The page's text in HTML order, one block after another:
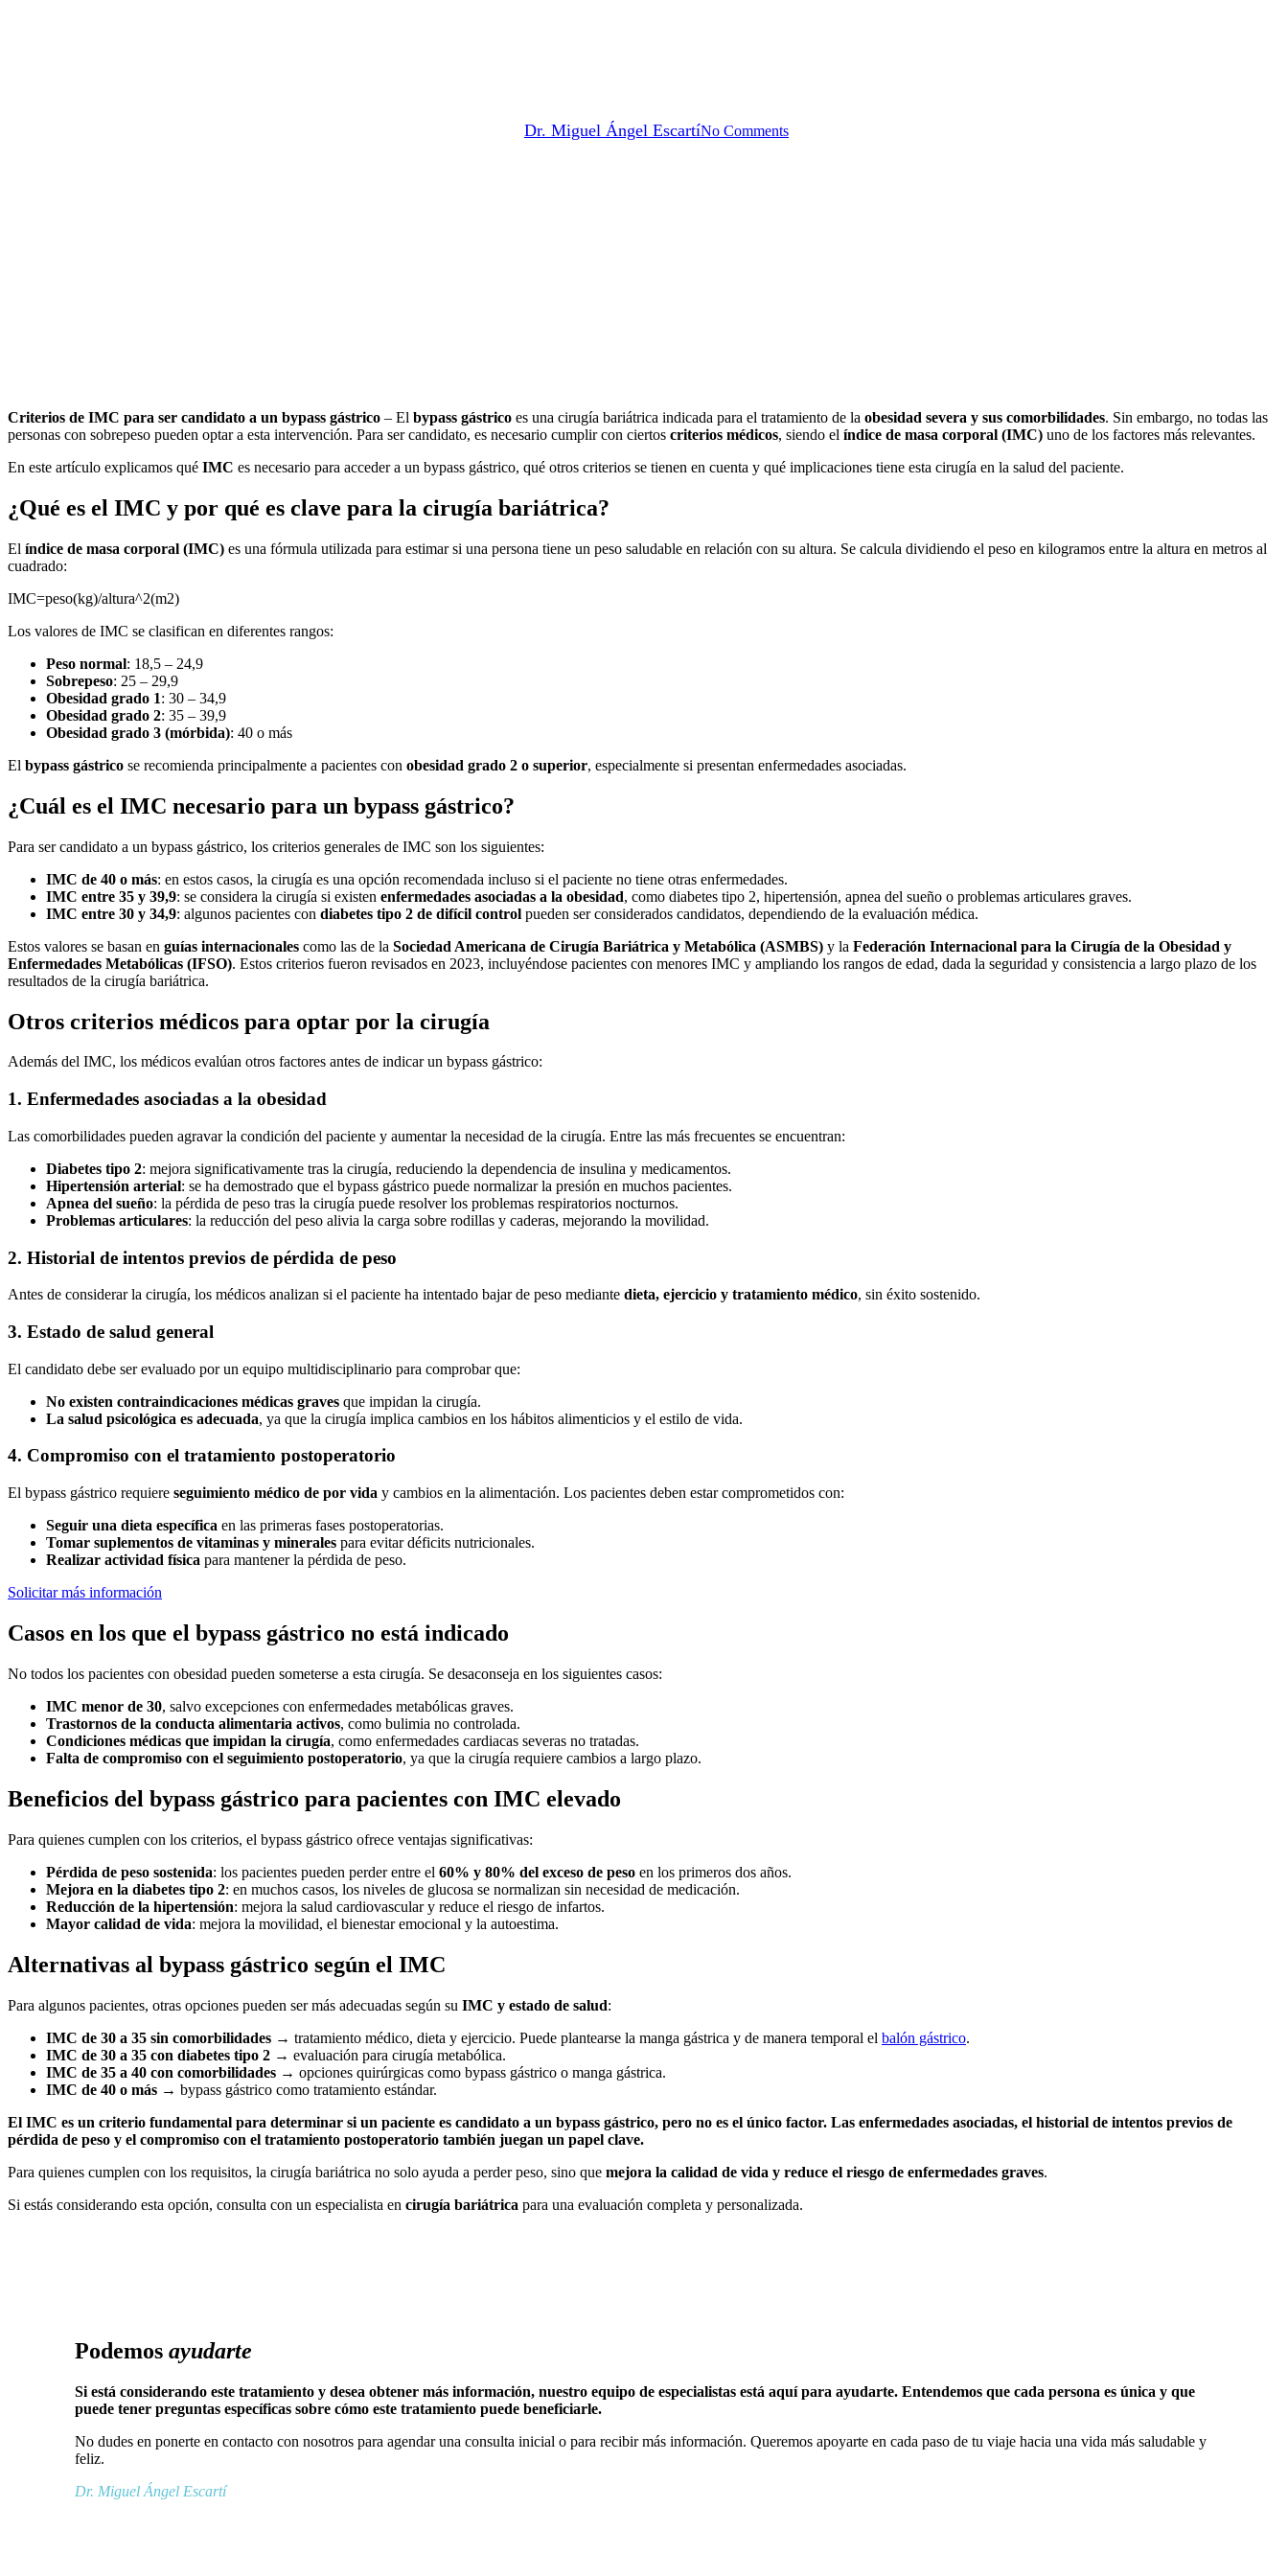
Dr. Miguel Ángel EscartíNo Comments
Criterios de IMC para ser candidato a un bypass gástrico – El bypass gástrico es una cirugía bariátrica indicada para el tratamiento de la obesidad severa y sus comorbilidades. Sin embargo, no todas las
personas con sobrepeso pueden optar a esta intervención. Para ser candidato, es necesario cumplir con ciertos criterios médicos, siendo el índice de masa corporal (IMC) uno de los factores más relevantes.
En este artículo explicamos qué IMC es necesario para acceder a un bypass gástrico, qué otros criterios se tienen en cuenta y qué implicaciones tiene esta cirugía en la salud del paciente.
¿Qué es el IMC y por qué es clave para la cirugía bariátrica?
El índice de masa corporal (IMC) es una fórmula utilizada para estimar si una persona tiene un peso saludable en relación con su altura. Se calcula dividiendo el peso en kilogramos entre la altura en metros al
cuadrado:
IMC=peso(kg)/altura^2(m2)
Los valores de IMC se clasifican en diferentes rangos:
Peso normal: 18,5 – 24,9
Sobrepeso: 25 – 29,9
Obesidad grado 1: 30 – 34,9
Obesidad grado 2: 35 – 39,9
Obesidad grado 3 (mórbida): 40 o más
El bypass gástrico se recomienda principalmente a pacientes con obesidad grado 2 o superior, especialmente si presentan enfermedades asociadas.
¿Cuál es el IMC necesario para un bypass gástrico?
Para ser candidato a un bypass gástrico, los criterios generales de IMC son los siguientes:
IMC de 40 o más: en estos casos, la cirugía es una opción recomendada incluso si el paciente no tiene otras enfermedades.
IMC entre 35 y 39,9: se considera la cirugía si existen enfermedades asociadas a la obesidad, como diabetes tipo 2, hipertensión, apnea del sueño o problemas articulares graves.
IMC entre 30 y 34,9: algunos pacientes con diabetes tipo 2 de difícil control pueden ser considerados candidatos, dependiendo de la evaluación médica.
Estos valores se basan en guías internacionales como las de la Sociedad Americana de Cirugía Bariátrica y Metabólica (ASMBS) y la Federación Internacional para la Cirugía de la Obesidad y
Enfermedades Metabólicas (IFSO). Estos criterios fueron revisados en 2023, incluyéndose pacientes con menores IMC y ampliando los rangos de edad, dada la seguridad y consistencia a largo plazo de los
resultados de la cirugía bariátrica.
Otros criterios médicos para optar por la cirugía
Además del IMC, los médicos evalúan otros factores antes de indicar un bypass gástrico:
1. Enfermedades asociadas a la obesidad
Las comorbilidades pueden agravar la condición del paciente y aumentar la necesidad de la cirugía. Entre las más frecuentes se encuentran:
Diabetes tipo 2: mejora significativamente tras la cirugía, reduciendo la dependencia de insulina y medicamentos.
Hipertensión arterial: se ha demostrado que el bypass gástrico puede normalizar la presión en muchos pacientes.
Apnea del sueño: la pérdida de peso tras la cirugía puede resolver los problemas respiratorios nocturnos.
Problemas articulares: la reducción del peso alivia la carga sobre rodillas y caderas, mejorando la movilidad.
2. Historial de intentos previos de pérdida de peso
Antes de considerar la cirugía, los médicos analizan si el paciente ha intentado bajar de peso mediante dieta, ejercicio y tratamiento médico, sin éxito sostenido.
3. Estado de salud general
El candidato debe ser evaluado por un equipo multidisciplinario para comprobar que:
No existen contraindicaciones médicas graves que impidan la cirugía.
La salud psicológica es adecuada, ya que la cirugía implica cambios en los hábitos alimenticios y el estilo de vida.
4. Compromiso con el tratamiento postoperatorio
El bypass gástrico requiere seguimiento médico de por vida y cambios en la alimentación. Los pacientes deben estar comprometidos con:
Seguir una dieta específica en las primeras fases postoperatorias.
Tomar suplementos de vitaminas y minerales para evitar déficits nutricionales.
Realizar actividad física para mantener la pérdida de peso.
Solicitar más información
Casos en los que el bypass gástrico no está indicado
No todos los pacientes con obesidad pueden someterse a esta cirugía. Se desaconseja en los siguientes casos:
IMC menor de 30, salvo excepciones con enfermedades metabólicas graves.
Trastornos de la conducta alimentaria activos, como bulimia no controlada.
Condiciones médicas que impidan la cirugía, como enfermedades cardiacas severas no tratadas.
Falta de compromiso con el seguimiento postoperatorio, ya que la cirugía requiere cambios a largo plazo.
Beneficios del bypass gástrico para pacientes con IMC elevado
Para quienes cumplen con los criterios, el bypass gástrico ofrece ventajas significativas:
Pérdida de peso sostenida: los pacientes pueden perder entre el 60% y 80% del exceso de peso en los primeros dos años.
Mejora en la diabetes tipo 2: en muchos casos, los niveles de glucosa se normalizan sin necesidad de medicación.
Reducción de la hipertensión: mejora la salud cardiovascular y reduce el riesgo de infartos.
Mayor calidad de vida: mejora la movilidad, el bienestar emocional y la autoestima.
Alternativas al bypass gástrico según el IMC
Para algunos pacientes, otras opciones pueden ser más adecuadas según su IMC y estado de salud:
IMC de 30 a 35 sin comorbilidades → tratamiento médico, dieta y ejercicio. Puede plantearse la manga gástrica y de manera temporal el balón gástrico.
IMC de 30 a 35 con diabetes tipo 2 → evaluación para cirugía metabólica.
IMC de 35 a 40 con comorbilidades → opciones quirúrgicas como bypass gástrico o manga gástrica.
IMC de 40 o más → bypass gástrico como tratamiento estándar.
El IMC es un criterio fundamental para determinar si un paciente es candidato a un bypass gástrico, pero no es el único factor. Las enfermedades asociadas, el historial de intentos previos de
pérdida de peso y el compromiso con el tratamiento postoperatorio también juegan un papel clave.
Para quienes cumplen con los requisitos, la cirugía bariátrica no solo ayuda a perder peso, sino que mejora la calidad de vida y reduce el riesgo de enfermedades graves.
Si estás considerando esta opción, consulta con un especialista en cirugía bariátrica para una evaluación completa y personalizada.
Podemos ayudarte
Si está considerando este tratamiento y desea obtener más información, nuestro equipo de especialistas está aquí para ayudarte. Entendemos que cada persona es única y que
puede tener preguntas específicas sobre cómo este tratamiento puede beneficiarle.
No dudes en ponerte en contacto con nosotros para agendar una consulta inicial o para recibir más información. Queremos apoyarte en cada paso de tu viaje hacia una vida más saludable y
feliz.
Dr. Miguel Ángel Escartí